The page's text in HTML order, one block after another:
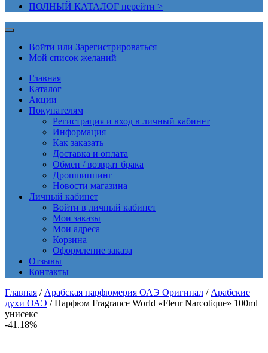
ПОЛНЫЙ КАТАЛОГ перейти >
Войти или Зарегистрироваться
Мой список желаний
Главная
Каталог
Акции
Покупателям
Регистрация и вход в личный кабинет
Информация
Как заказать
Доставка и оплата
Обмен / возврат брака
Дропшиппинг
Новости магазина
Личный кабинет
Войти в личный кабинет
Мои заказы
Мои адреса
Корзина
Оформление заказа
Отзывы
Контакты
Главная / Арабская парфюмерия ОАЭ Оригинал / Арабские
духи ОАЭ / Парфюм Fragrance World «Fleur Narcotique» 100ml
унисекс
-41.18%